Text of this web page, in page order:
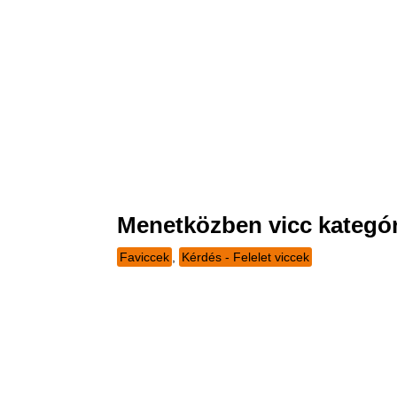
Menetközben vicc
Faviccek Kérdés - Felelet viccek